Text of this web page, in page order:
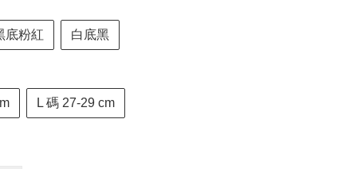
底粉紅 白底黑
L 碼 27-29 cm